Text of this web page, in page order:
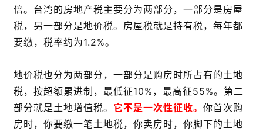
倍。台湾的房地产税主要分为两部分，一部分是房屋
税，另一部分是地价税。房屋税就是持有税，每年都
要缴，税率约为1.2%。
地价税也分为两部分，一部分是购房时所占有的土地
税，按超额累进制，最低征10%，最高征55%。第二
部分就是土地增值税。 它不是一次性征收。 你首次购
房时，你要缴一笔土地税，你卖房时，你脚下的土地